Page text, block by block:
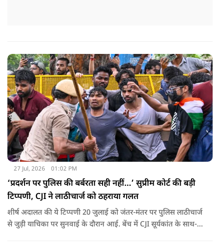
27 Jul, 2026 01:02 PM
‘प्रदर्शन पर पुलिस की बर्बरता सही नहीं…’ सुप्रीम कोर्ट की बड़ी
टिप्पणी, CJI ने लाठीचार्ज को ठहराया गलत
शीर्ष अदालत की ये टिप्पणी 20 जुलाई को जंतर-मंतर पर पुलिस लाठीचार्ज
से जुड़ी याचिका पर सुनवाई के दौरान आई. बेंच में CJI सूर्यकांत के साथ-